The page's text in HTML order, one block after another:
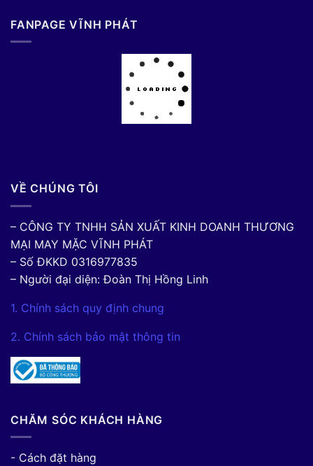
FANPAGE VĨNH PHÁT
VỀ CHÚNG TÔI
– CÔNG TY TNHH SẢN XUẤT KINH DOANH THƯƠNG
MẠI MAY MẶC VĨNH PHÁT
– Số ĐKKD 0316977835
– Người đại diện: Đoàn Thị Hồng Linh
1. Chính sách quy định chung
2. Chính sách bảo mật thông tin
CHĂM SÓC KHÁCH HÀNG
- Cách đặt hàng